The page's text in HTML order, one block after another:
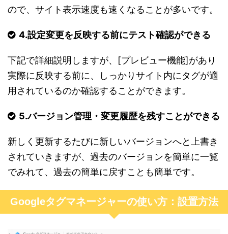
ので、サイト表示速度も速くなることが多いです。
4.設定変更を反映する前にテスト確認ができる
下記で詳細説明しますが、[プレビュー機能]があり
実際に反映する前に、しっかりサイト内にタグが適
用されているのか確認することができます。
5.バージョン管理・変更履歴を残すことができる
新しく更新するたびに新しいバージョンへと上書き
されていきますが、過去のバージョンを簡単に一覧
でみれて、過去の簡単に戻すことも簡単です。
Googleタグマネージャーの使い方：設置方法